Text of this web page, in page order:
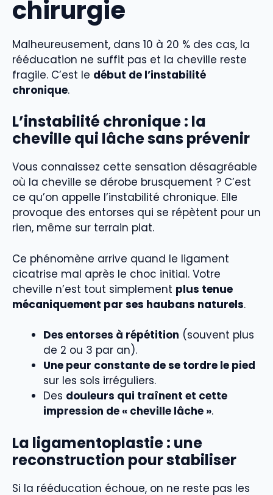
chirurgie
Malheureusement, dans 10 à 20 % des cas, la
rééducation ne suffit pas et la cheville reste
fragile. C’est le début de l’instabilité
chronique.
L’instabilité chronique : la
cheville qui lâche sans prévenir
Vous connaissez cette sensation désagréable
où la cheville se dérobe brusquement ? C’est
ce qu’on appelle l’instabilité chronique. Elle
provoque des entorses qui se répètent pour un
rien, même sur terrain plat.
Ce phénomène arrive quand le ligament
cicatrise mal après le choc initial. Votre
cheville n’est tout simplement plus tenue
mécaniquement par ses haubans naturels.
Des entorses à répétition (souvent plus
de 2 ou 3 par an).
Une peur constante de se tordre le pied
sur les sols irréguliers.
Des douleurs qui traînent et cette
impression de « cheville lâche ».
La ligamentoplastie : une
reconstruction pour stabiliser
Si la rééducation échoue, on ne reste pas les